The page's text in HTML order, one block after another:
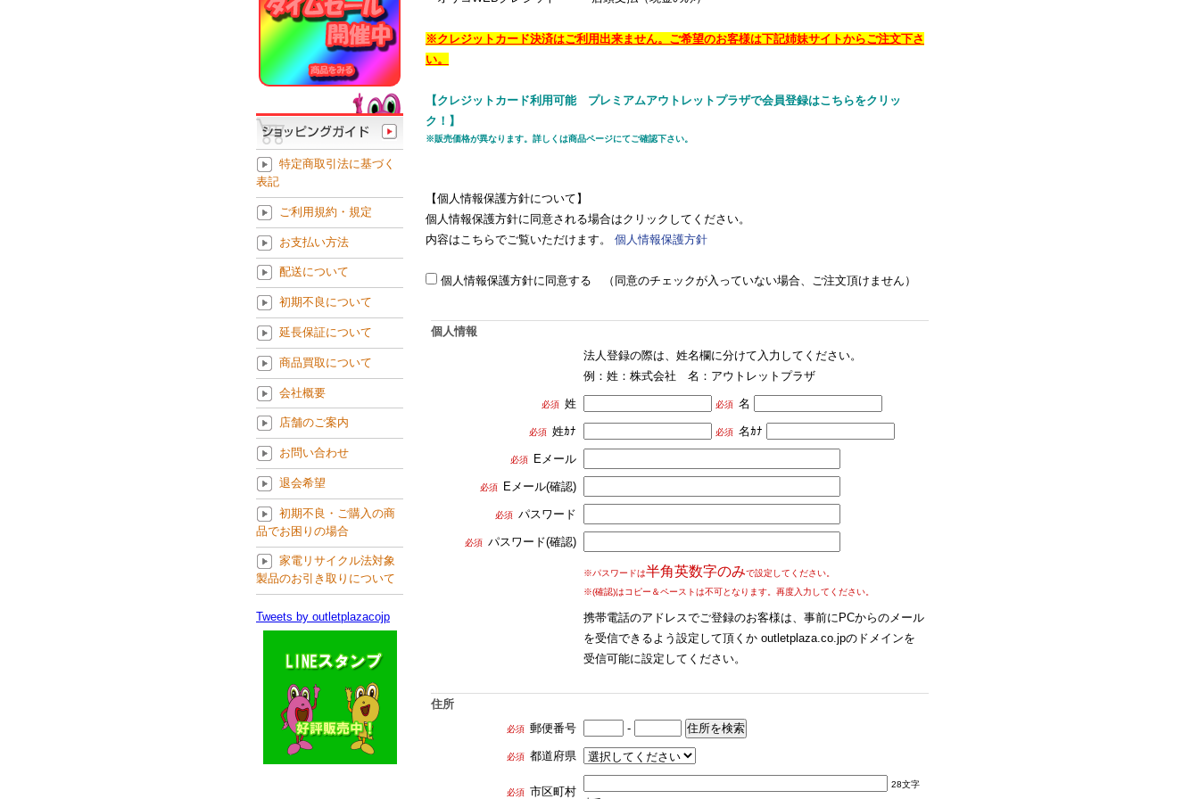
※クレジットカード決済はご利用出来ません。ご希望のお客様は下記姉妹サイトからご注文下さ
い。
【クレジットカード利用可能 プレミアムアウトレットプラザで会員登録はこちらをクリッ
ク！】
※販売価格が異なります。詳しくは商品ページにてご確認下さい。
【個人情報保護方針について】
個人情報保護方針に同意される場合はクリックしてください。
内容はこちらでご覧いただけます。 個人情報保護方針
個人情報保護方針に同意する （同意のチェックが入っていない場合、ご注文頂けません）
個人情報
法人登録の際は、姓名欄に分けて入力してください。
例：姓：株式会社 名：アウトレットプラザ
必須 姓 必須 名
必須 姓ｶﾅ 必須 名ｶﾅ
必須 Eメール
必須 Eメール(確認)
必須 パスワード
必須 パスワード(確認)
※パスワードは半角英数字のみで設定してください。
※(確認)はコピー＆ペーストは不可となります。再度入力してください。
携帯電話のアドレスでご登録のお客様は、事前にPCからのメール
を受信できるよう設定して頂くか outletplaza.co.jpのドメインを
受信可能に設定してください。
住所
必須 郵便番号 -
必須 都道府県
必須 市区町村
28文字
特定商取引法に基づく
表記
ご利用規約・規定
お支払い方法
配送について
初期不良について
延長保証について
商品買取について
会社概要
店舗のご案内
お問い合わせ
退会希望
初期不良・ご購入の商
品でお困りの場合
家電リサイクル法対象
製品のお引き取りについて
Tweets by outletplazacojp